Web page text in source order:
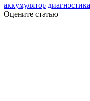
аккумулятор диагностика
Оцените статью